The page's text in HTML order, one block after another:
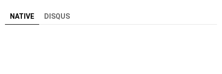
NATIVE DISQUS